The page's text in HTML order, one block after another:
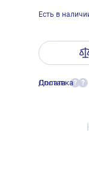
Есть в
Оплата ?
Доставка ?